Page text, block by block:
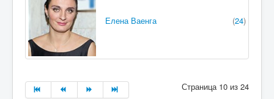
Елена Ваенга (24)
Страница 10 из 24